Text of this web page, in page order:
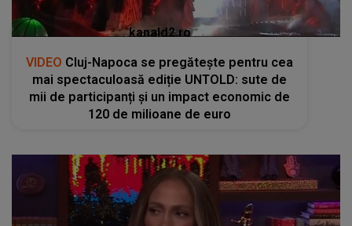
kanald2.ro
VIDEO Cluj-Napoca se pregătește pentru cea
mai spectaculoasă ediție UNTOLD: sute de
mii de participanți și un impact economic de
120 de milioane de euro